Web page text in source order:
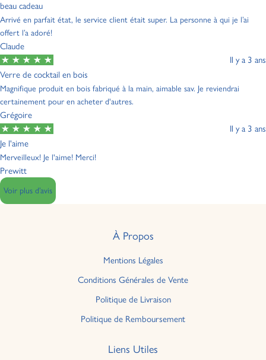
beau cadeau
Arrivé en parfait état, le service client était super. La personne à qui je l’ai
offert l’a adoré!
Claude
Il y a 3 ans
Verre de cocktail en bois
Magnifique produit en bois fabriqué à la main, aimable sav. Je reviendrai
certainement pour en acheter d'autres.
Grégoire
Il y a 3 ans
Je l'aime
Merveilleux! Je l'aime! Merci!
Prewitt
Voir plus d’avis
À Propos
Mentions Légales
Conditions Générales de Vente
Politique de Livraison
Politique de Remboursement
Liens Utiles